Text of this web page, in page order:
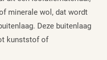
minerale wol, dat wordt
Deze buitenlaag
kunststof of